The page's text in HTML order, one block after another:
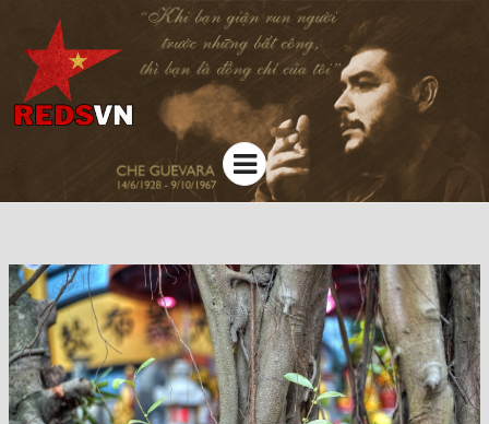
Kênh chia sẻ tri thức cộng đồng
Menu